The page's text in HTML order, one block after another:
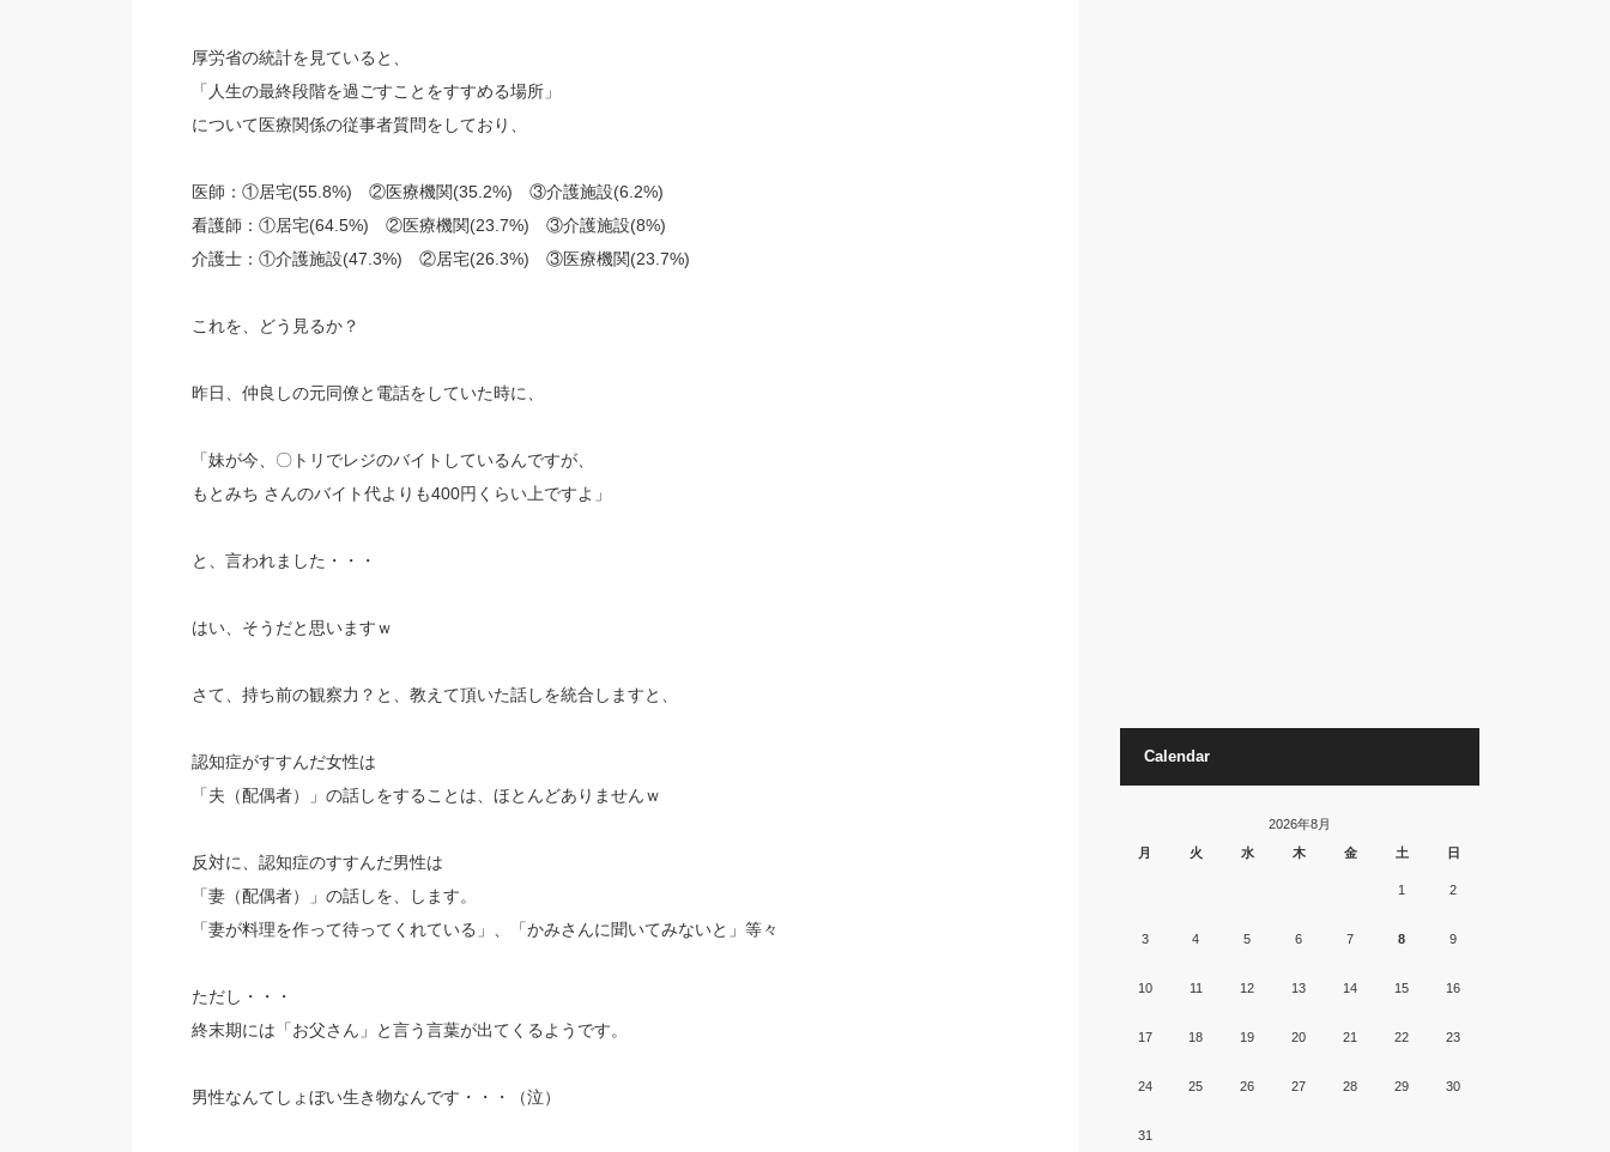
厚労省の統計を見ていると、
「人生の最終段階を過ごすことをすすめる場所」
について医療関係の従事者質問をしており、
医師：①居宅(55.8%) ②医療機関(35.2%) ③介護施設(6.2%)
看護師：①居宅(64.5%) ②医療機関(23.7%) ③介護施設(8%)
介護士：①介護施設(47.3%) ②居宅(26.3%) ③医療機関(23.7%)
これを、どう見るか？
昨日、仲良しの元同僚と電話をしていた時に、
「妹が今、〇トリでレジのバイトしているんですが、
もとみち さんのバイト代よりも400円くらい上ですよ」
と、言われました・・・
はい、そうだと思いますｗ
さて、持ち前の観察力？と、教えて頂いた話しを統合しますと、
認知症がすすんだ女性は
「夫（配偶者）」の話しをすることは、ほとんどありませんｗ
反対に、認知症のすすんだ男性は
「妻（配偶者）」の話しを、します。
「妻が料理を作って待ってくれている」、「かみさんに聞いてみないと」等々
ただし・・・
終末期には「お父さん」と言う言葉が出てくるようです。
男性なんてしょぼい生き物なんです・・・（泣）
Calendar
2026年8月
月
火 水 木 金 土 日
1 2
3 4 5 6 7 8 9
10 11 12 13 14 15 16
17 18 19 20 21 22 23
24 25 26 27 28 29 30
31